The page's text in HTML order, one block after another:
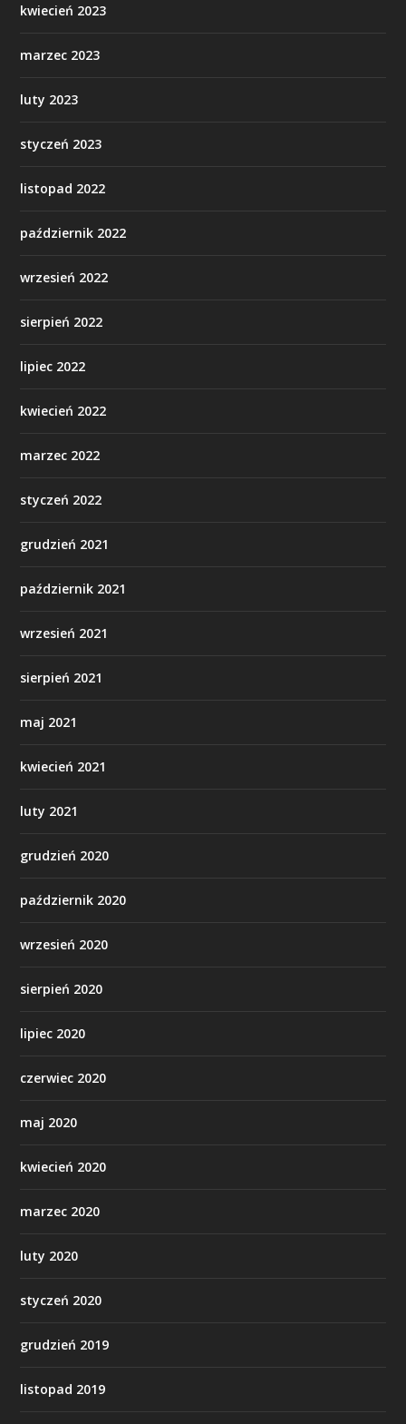
kwiecień 2023
marzec 2023
luty 2023
styczeń 2023
listopad 2022
październik 2022
wrzesień 2022
sierpień 2022
lipiec 2022
kwiecień 2022
marzec 2022
styczeń 2022
grudzień 2021
październik 2021
wrzesień 2021
sierpień 2021
maj 2021
kwiecień 2021
luty 2021
grudzień 2020
październik 2020
wrzesień 2020
sierpień 2020
lipiec 2020
czerwiec 2020
maj 2020
kwiecień 2020
marzec 2020
luty 2020
styczeń 2020
grudzień 2019
listopad 2019